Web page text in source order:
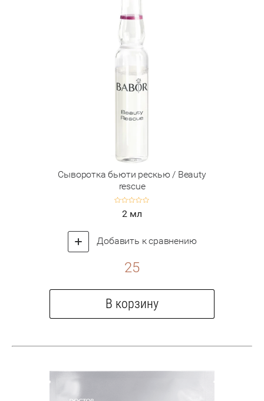
Сыворотка бьюти рескью / Beauty
rescue
2 мл
Добавить к сравнению
25
В корзину